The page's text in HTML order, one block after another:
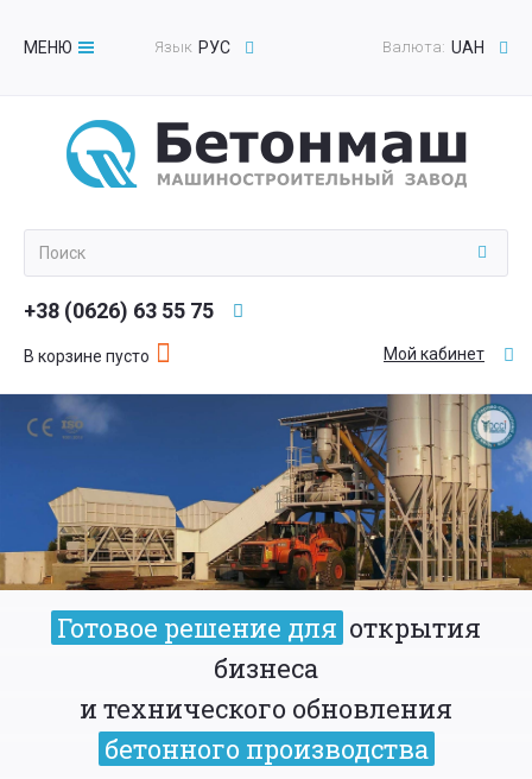
МЕНЮ
Toggle
Валюта: UAH
Язык РУС
+38 (0626) 63 55 75
В корзине пусто Мой кабинет
Готовое решение для открытия
бизнеса
и технического обновления
бетонного производства